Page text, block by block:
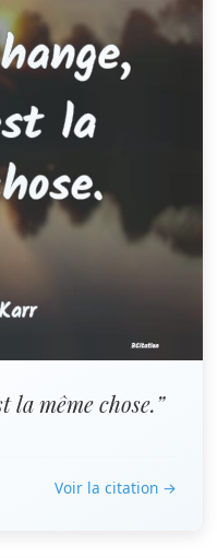
la même chose.”
Voir la citation →